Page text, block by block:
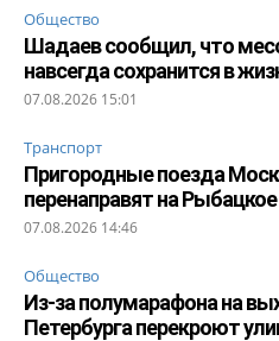
Общество
Шадаев сообщил, что
навсегда сохранится в
07.08.2026 15:01
Транспорт
Пригородные поезда
перенаправят на Рыбацкое
07.08.2026 14:46
Общество
Из-за полумарафона на
Петербурга перекроют